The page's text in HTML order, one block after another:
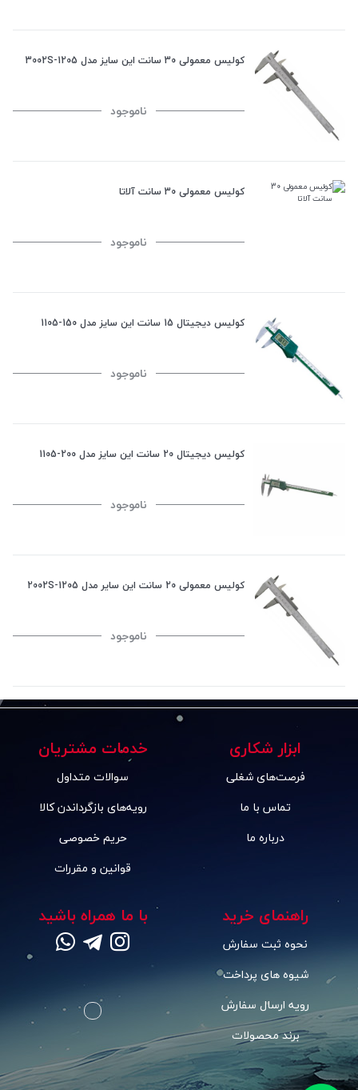
کولیس معمولی 30 سانت این سایز مدل 1205-3002S
ناموجود
کولیس معمولی 30 سانت آلاتا
ناموجود
کولیس دیجیتال 15 سانت این سایز مدل 150-1105
ناموجود
کولیس دیجیتال 20 سانت این سایز مدل 200-1105
ناموجود
کولیس معمولی 20 سانت این سایر مدل 2002S-1205
ناموجود
ابزار شکاری
فرصت‌های شغلی
تماس با ما
درباره ما
خدمات مشتریان
سوالات متداول
رویه‌های بازگرداندن کالا
حریم خصوصی
قوانین و مقررات
راهنمای خرید
نحوه ثبت سفارش
شیوه های پرداخت
رویه ارسال سفارش
برند محصولات
با ما همراه باشید